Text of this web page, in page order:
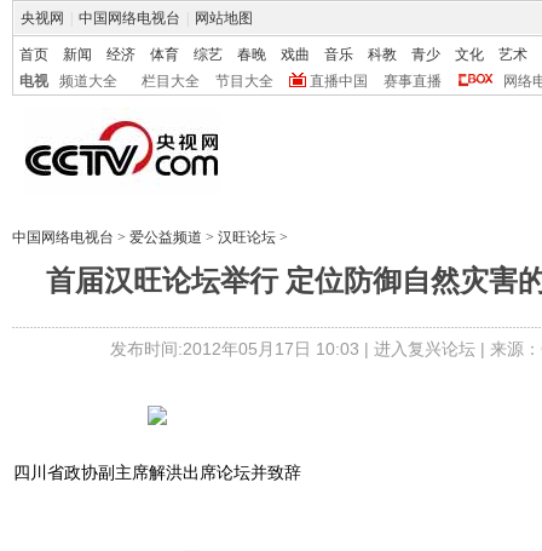
央视网 中国网络电视台 网站地图
首页 新闻 经济 体育 综艺 春晚 戏曲 音乐 科教 青少 文化
艺术
电视
频道大全 栏目大全 节目大全 直播中国 赛事直播 网络
中国网络电视台 > 爱公益频道 > 汉旺论坛 >
首届汉旺论坛举行 定位防御自然灾害
发布时间:2012年05月17日 10:03 | 进入复兴论坛| 来源
四川省政协副主席解洪出席论坛并致辞